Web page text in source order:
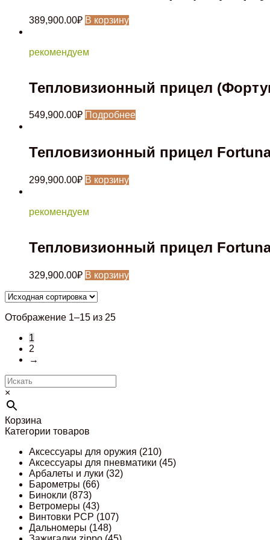
389,900.00₽ В корзину
рекомендуем
Тепловизионный прицел
549,900.00₽ Подробнее
Тепловизионный прицел
299,900.00₽ В корзину
рекомендуем
Тепловизионный прицел
329,900.00₽ В корзину
Отображение 1–15 из 25
1
2
→
×
Корзина
Категории товаров
Аксессуары для оружия (210)
Аксессуары для пневматики (45)
Арбалеты и луки (32)
Барометры (66)
Бинокли (873)
Ветромеры (43)
Винтовки PCP (107)
Дальномеры (148)